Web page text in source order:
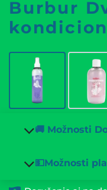
Burbur
🚚 Možnosti
💵Možnosti